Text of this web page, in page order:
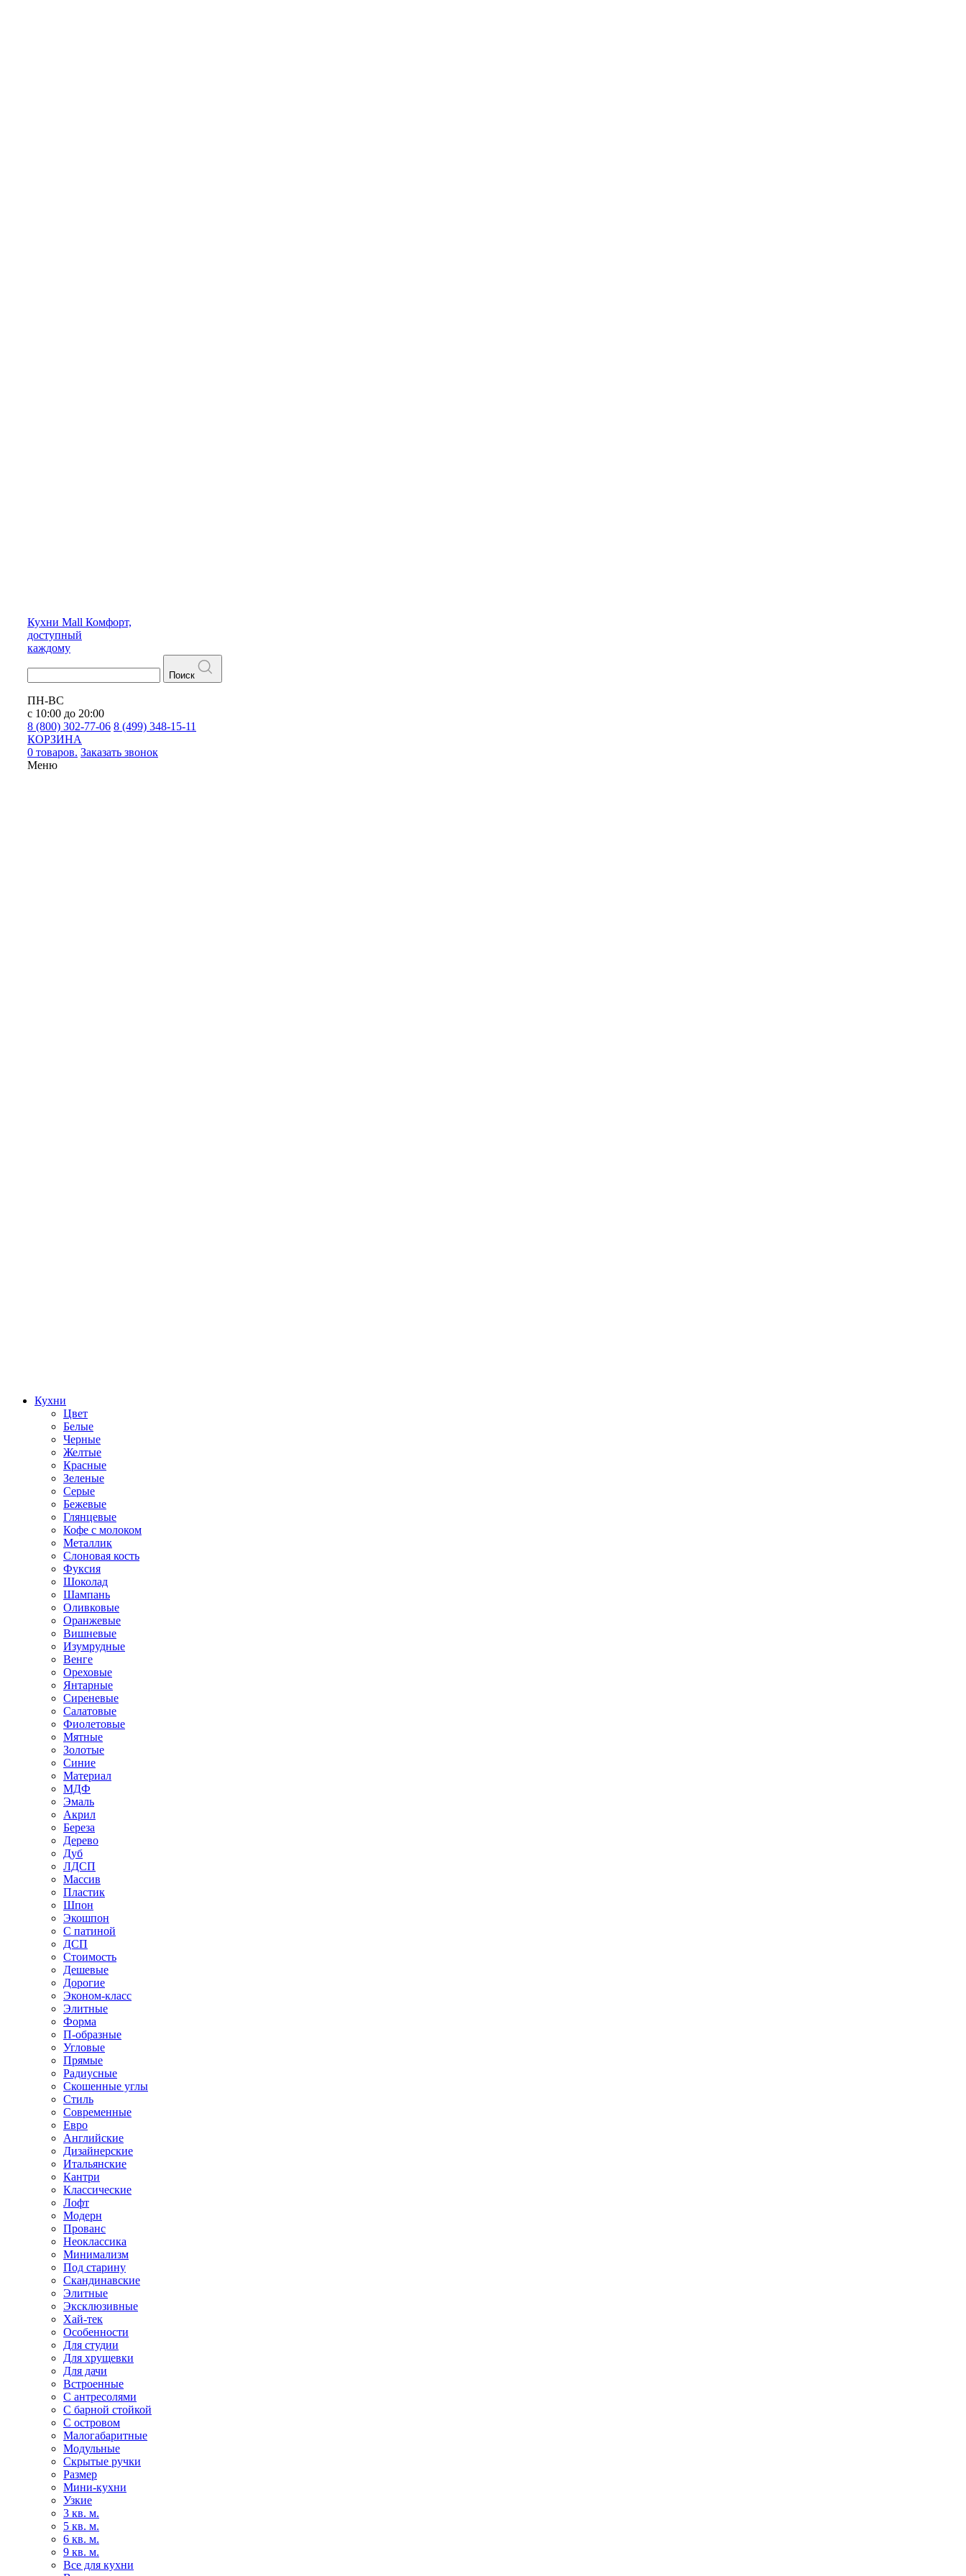
Кухни Mall Комфорт,
доступный
каждому
Поиск
ПН-ВС
с 10:00 до 20:00
8 (800) 302-77-06 8 (499) 348-15-11
КОРЗИНА
0 товаров. Заказать звонок
Меню
Кухни
Цвет
Белые
Черные
Желтые
Красные
Зеленые
Серые
Бежевые
Глянцевые
Кофе с молоком
Металлик
Слоновая кость
Фуксия
Шоколад
Шампань
Оливковые
Оранжевые
Вишневые
Изумрудные
Венге
Ореховые
Янтарные
Сиреневые
Салатовые
Фиолетовые
Мятные
Золотые
Синие
Материал
МДФ
Эмаль
Акрил
Береза
Дерево
Дуб
ЛДСП
Массив
Пластик
Шпон
Экошпон
С патиной
ДСП
Стоимость
Дешевые
Дорогие
Эконом-класс
Элитные
Форма
П-образные
Угловые
Прямые
Радиусные
Скошенные углы
Стиль
Современные
Евро
Английские
Дизайнерские
Итальянские
Кантри
Классические
Лофт
Модерн
Прованс
Неоклассика
Минимализм
Под старину
Скандинавские
Элитные
Эксклюзивные
Хай-тек
Особенности
Для студии
Для хрущевки
Для дачи
Встроенные
С антресолями
С барной стойкой
С островом
Малогабаритные
Модульные
Скрытые ручки
Размер
Мини-кухни
Узкие
3 кв. м.
5 кв. м.
6 кв. м.
9 кв. м.
Все для кухни